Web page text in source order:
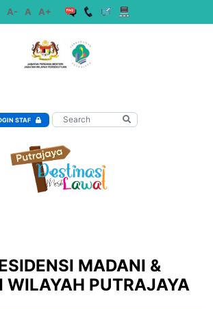
A- A A+
STAF
MADANI &
WILAYAH PUTRAJAYA